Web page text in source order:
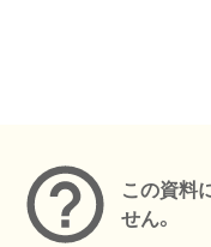
この資料
せん。